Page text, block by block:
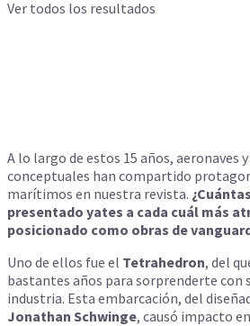
Ver todos los resultados
A lo largo de estos 15 años, aeronaves
conceptuales han compartido
marítimos en nuestra revista.
presentado yates a cada cuál más
posicionado como obras de
Uno de ellos fue el Tetrahedron, del
bastantes años para sorprenderte con
industria. Esta embarcación, del
Jonathan Schwinge, causó impacto en